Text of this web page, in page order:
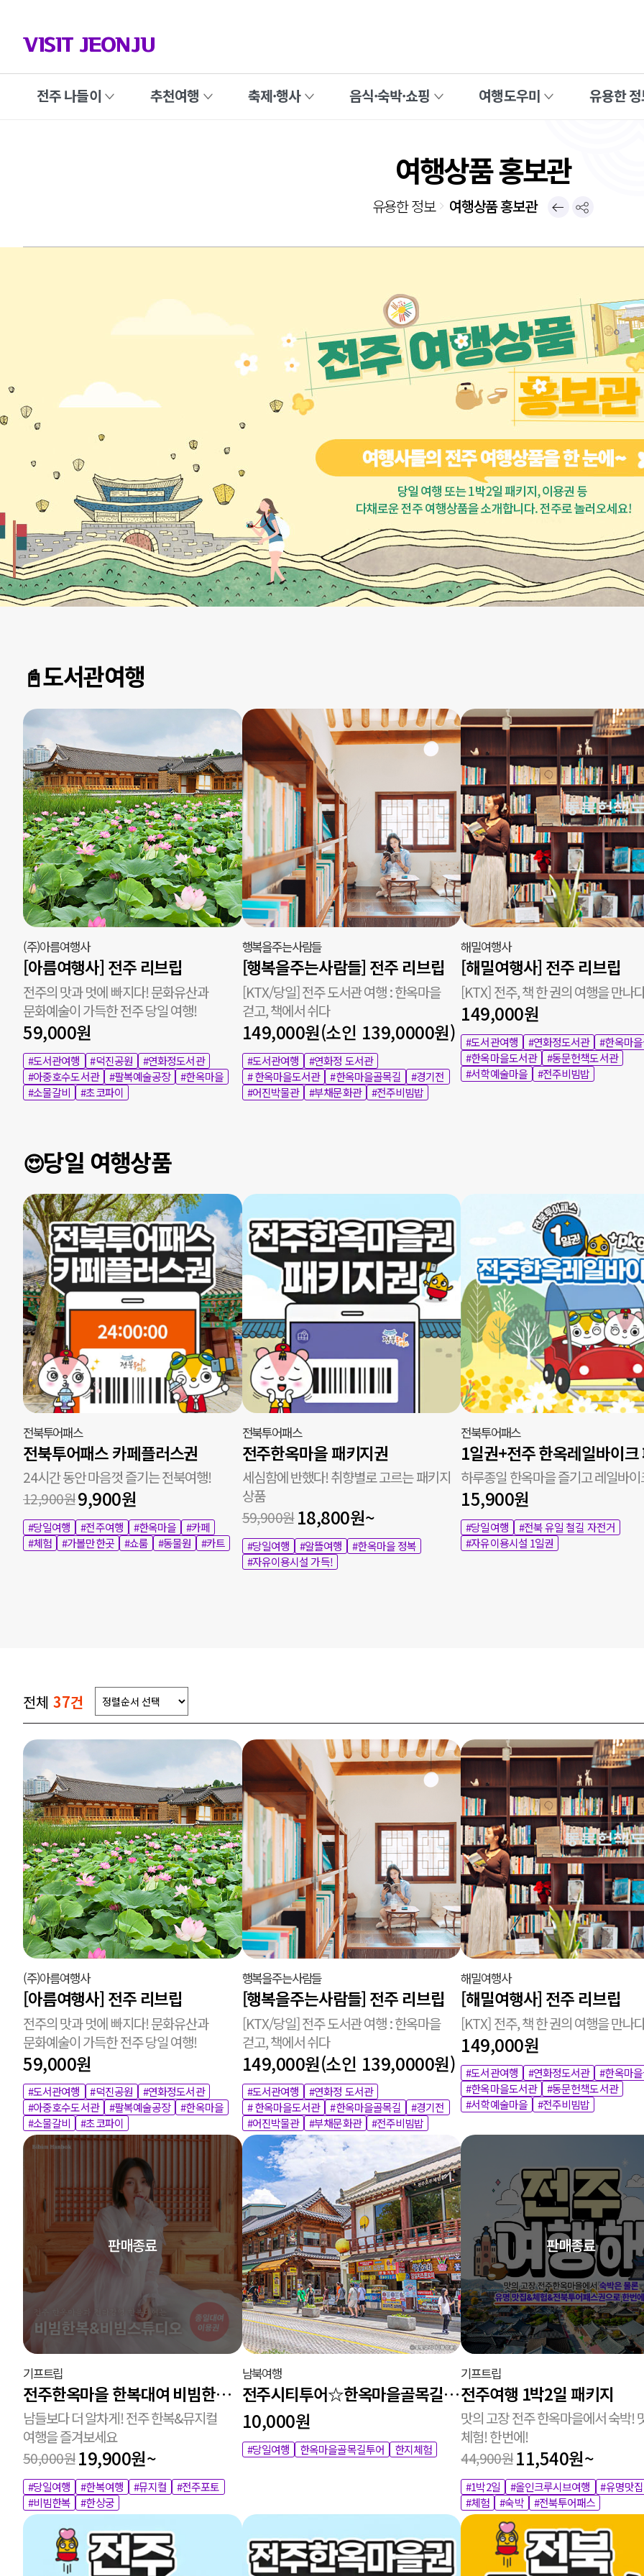
VISIT JEONJU
전주 나들이 추천여행 축제·행사 음식·숙박·쇼핑 여행도우미 유용한
여행상품 홍보관
유용한 정보 여행상품 홍보관
이전페이지
📓도서관여행
(주)아름여행사
[아름여행사] 전주 리브립
전주의 맛과 멋에 빠지다! 문화유산과
문화예술이 가득한 전주 당일 여행!
59,000원
#도서관여행 #덕진공원
#연화정도서관
#아중호수도서관
#팔복예술공장
#한옥마을
#소물갈비
#초코파이
행복을주는사람들
[행복을주는사람들] 전주 리브립
[KTX/당일] 전주 도서관 여행 : 한옥마을
걷고, 책에서 쉬다
149,000원(소인 139,0000원)
#도서관여행
#연화정 도서관
# 한옥마을도서관
#한옥마을골목길
#경기전
#어진박물관
#부채문화관 #전주비빔밥
해밀여행사
[해밀여행사] 전주 리브립
[KTX] 전주, 책 한 권의 여행을 만나
149,000원
#도서관여행 #연화정도서관
#한옥마
#한옥마을도서관
#동문헌책도서관
#서학예술마을
#전주비빔밥
😍당일 여행상품
전북투어패스
전북투어패스 카페플러스권
24시간 동안 마음껏 즐기는 전북여행!
12,900원9,900원
#당일여행 #전주여행 #한옥마을
#카페
#체험
#가볼만한곳 #쇼룸 #동물원 #카트
전북투어패스
전주한옥마을 패키지권
세심함에 반했다! 취향별로 고르는 패키지
상품
59,900원18,800원~
#당일여행 #알뜰여행
#한옥마을 정복
#자유이용시설 가득!
전북투어패스
하루종일 한옥마을 즐기고 레일바
15,900원
#당일여행
#전북 유일 철길 자전거
#자유이용시설 1일권
전체 37건
(주)아름여행사
[아름여행사] 전주 리브립
전주의 맛과 멋에 빠지다! 문화유산과
문화예술이 가득한 전주 당일 여행!
59,000원
#도서관여행 #덕진공원
#연화정도서관
#아중호수도서관
#팔복예술공장
#한옥마을
#소물갈비
#초코파이
행복을주는사람들
[행복을주는사람들] 전주 리브립
[KTX/당일] 전주 도서관 여행 : 한옥마을
걷고, 책에서 쉬다
149,000원(소인 139,0000원)
#도서관여행
#연화정 도서관
# 한옥마을도서관
#한옥마을골목길
#경기전
#어진박물관
#부채문화관 #전주비빔밥
해밀여행사
[해밀여행사] 전주 리브립
[KTX] 전주, 책 한 권의 여행을 만나
149,000원
#도서관여행 #연화정도서관
#한옥마
#한옥마을도서관
#동문헌책도서관
#서학예술마을
#전주비빔밥
기프트립
전주한옥마을 한복대여 비빔한복 종일 대여+셀프 흑백 사진 1장+포토존+기본헤어
남들보다 더 알차게! 전주 한복&뮤지컬
여행을 즐겨보세요
50,000원19,900원~
#당일여행 #한복여행 #뮤지컬
#전주포토
#비빔한복
#한상궁
남북여행
전주시티투어☆한옥마을골목길투어+한지박물관한지체험+국립전주박물관
10,000원
#당일여행 한옥마을골목길투어 한지체험
기프트립
전주여행 1박2일 패키지
맛의 고장 전주 한옥마을에서 숙박!
체험! 한번에!
44,900원11,540원~
#1박2일 #올인크루시브여행
#유명맛집
#체험
#숙박 #전북투어패스